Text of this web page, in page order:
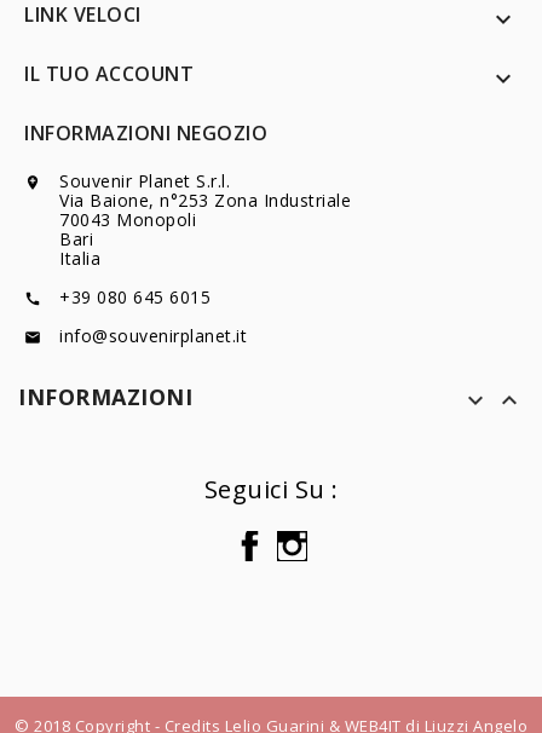
LINK VELOCI 
IL TUO ACCOUNT 
INFORMAZIONI NEGOZIO

Souvenir Planet S.r.l.
Via Baione, n°253 Zona Industriale
70043 Monopoli
Bari
Italia
 +39 080 645 6015
 info@souvenirplanet.it
INFORMAZIONI  
Seguici Su :
© 2018 Copyright - Credits Lelio Guarini & WEB4IT di Liuzzi Angelo